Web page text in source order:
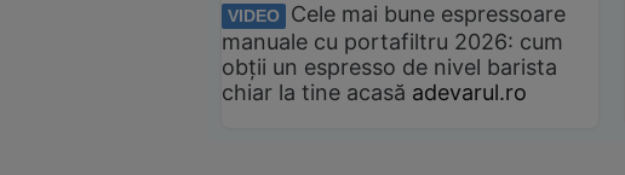
VIDEO
Cele mai bune espressoare
manuale cu portafiltru 2026: cum
obții un espresso de nivel barista
chiar la tine acasă adevarul.ro